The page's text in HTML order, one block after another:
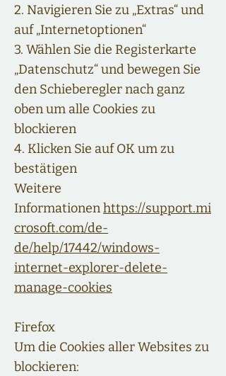
2. Navigieren Sie zu „Extras“ und
auf „Internetoptionen“
3. Wählen Sie die Registerkarte
„Datenschutz“ und bewegen Sie
den Schieberegler nach ganz
oben um alle Cookies zu
blockieren
4. Klicken Sie auf OK um zu
bestätigen
Weitere
Informationenhttps://support.mi
crosoft.com/de-
de/help/17442/windows-
internet-explorer-delete-
manage-cookies
Firefox
Um die Cookies aller Websites zu
blockieren: